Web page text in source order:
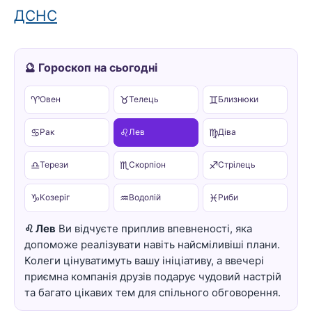
🔮 Гороскоп на сьогодні
♈Овен ♉Телець ♊Близнюки
♋Рак ♌Лев ♍Діва
♎Терези ♏ Скорпіон ♐Стрілець
♑Козеріг ♒Водолій ♓ Риби
♌ Лев Ви відчуєте приплив впевненості, яка
допоможе реалізувати навіть найсміливіші плани.
Колеги цінуватимуть вашу ініціативу, а ввечері
приємна компанія друзів подарує чудовий настрій
та багато цікавих тем для спільного обговорення.